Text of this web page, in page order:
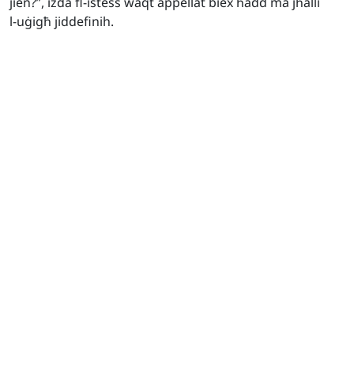
l-uġigħ jiddefinih.